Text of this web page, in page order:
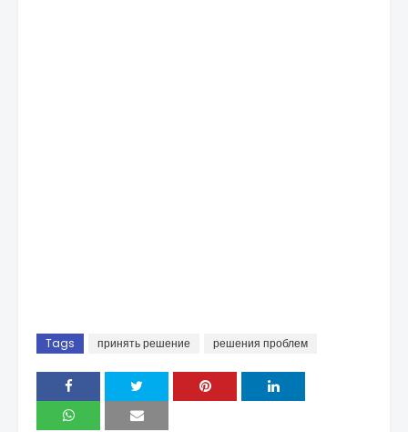
Tags принять решение решения проблем